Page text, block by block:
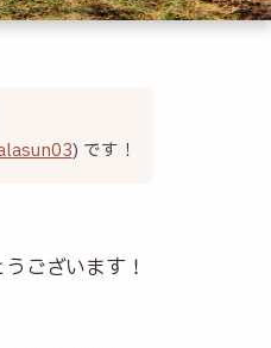
) です！
ございます！